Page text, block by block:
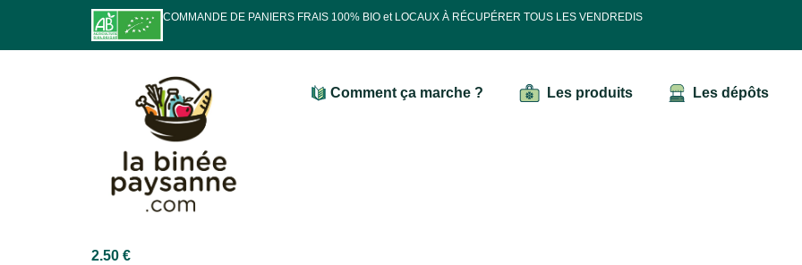
COMMANDE DE PANIERS FRAIS 100% BIO et LOCAUX À RÉCUPÉRER TOUS LES VENDREDIS
Comment ça marche ? Les produits Les dépôts
2.50 €